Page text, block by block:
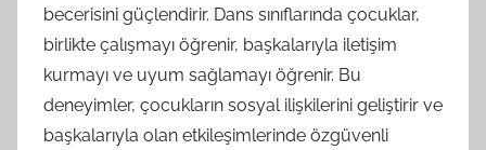
becerisini güçlendirir. Dans sınıflarında çocuklar,
birlikte çalışmayı öğrenir, başkalarıyla iletişim
kurmayı ve uyum sağlamayı öğrenir. Bu
deneyimler, çocukların sosyal ilişkilerini geliştirir ve
başkalarıyla olan etkileşimlerinde özgüvenli